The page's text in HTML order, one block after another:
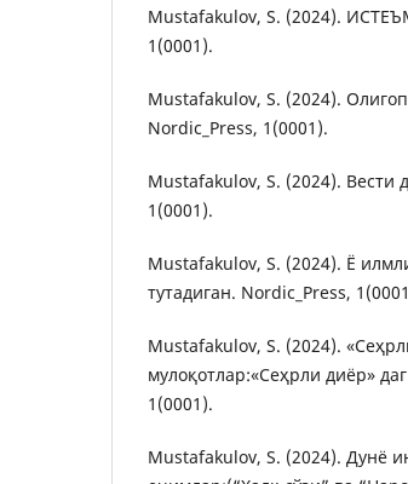
Mustafakulov, S. (2024).
1(0001).
Mustafakulov, S. (2024).
Nordic_Press, 1(0001).
Mustafakulov, S. (2024). Вести
1(0001).
Mustafakulov, S. (2024). Ё
тутадиган. Nordic_Press,
Mustafakulov, S. (2024).
мулоқотлар:«Сеҳрли диёр»
1(0001).
Mustafakulov, S. (2024). Дунё